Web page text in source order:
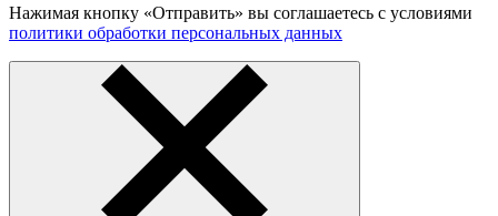
Нажимая кнопку «Отправить» вы соглашаетесь с условиями
политики обработки персональных данных